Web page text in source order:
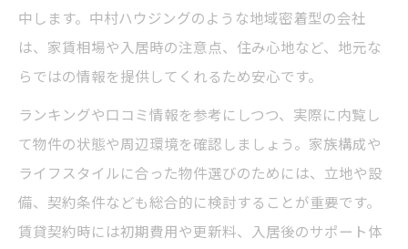
中します。中村ハウジングのような地域密着型の会社
は、家賃相場や入居時の注意点、住み心地など、地元な
らではの情報を提供してくれるため安心です。
ランキングや口コミ情報を参考にしつつ、実際に内覧し
て物件の状態や周辺環境を確認しましょう。家族構成や
ライフスタイルに合った物件選びのためには、立地や設
備、契約条件なども総合的に検討することが重要です。
賃貸契約時には初期費用や更新料、入居後のサポート体